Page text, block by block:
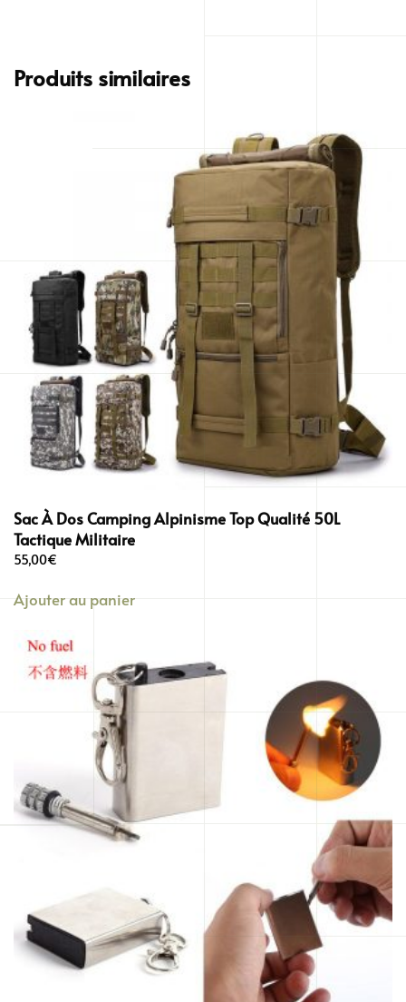
Produits similaires
Sac À Dos Camping Alpinisme Top Qualité 50L
Tactique Militaire
55,00€
Ajouter au panier